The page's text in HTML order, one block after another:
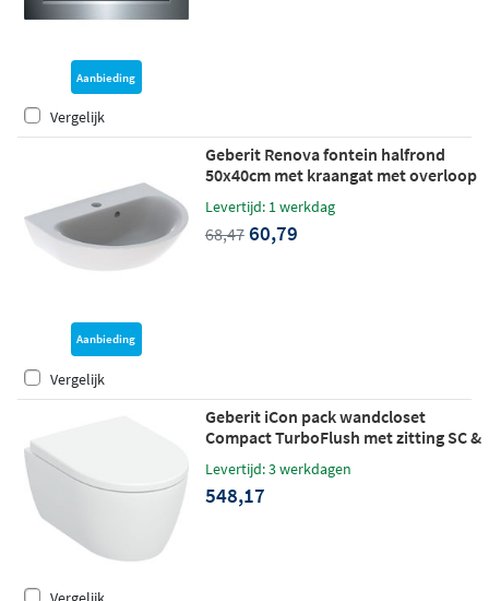
Aanbieding
Vergelijk
Aanbieding
Geberit Renova fontein halfrond
50x40cm met kraangat met overloop
Levertijd: 1 werkdag
68,47 60,79
Vergelijk
Geberit iCon pack wandcloset
Compact TurboFlush met zitting SC &
Levertijd: 3 werkdagen
548,17